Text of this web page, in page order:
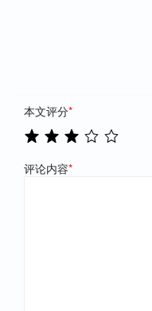
本文评分*
评论内容*